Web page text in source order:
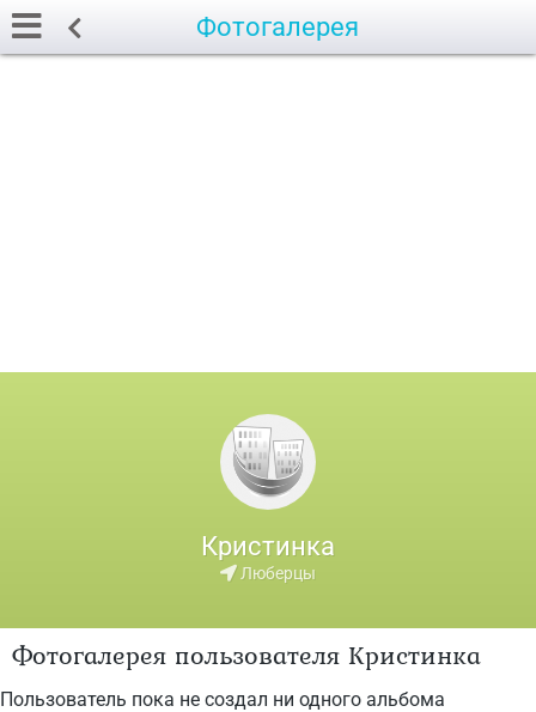
Фотогалерея
Кристинка
Люберцы
Фотогалерея пользователя Кристинка
Пользователь пока не создал ни одного альбома